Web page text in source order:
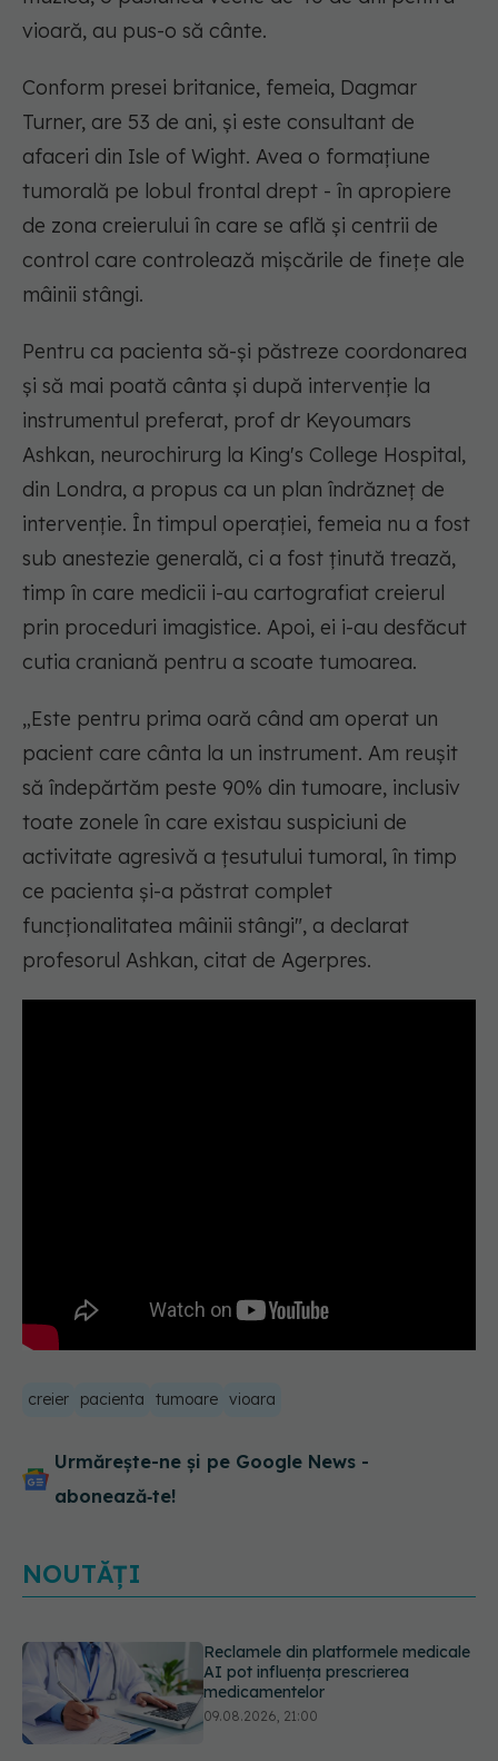
vioară, au pus-o să cânte.
Conform presei britanice, femeia, Dagmar
Turner, are 53 de ani, și este consultant de
afaceri din Isle of Wight. Avea o formațiune
tumorală pe lobul frontal drept - în apropiere
de zona creierului în care se află și centrii de
control care controlează mișcările de finețe ale
mâinii stângi.
Pentru ca pacienta să-și păstreze coordonarea
și să mai poată cânta și după intervenție la
instrumentul preferat, prof dr Keyoumars
Ashkan, neurochirurg la King's College Hospital,
din Londra, a propus ca un plan îndrăzneț de
intervenție. În timpul operației, femeia nu a fost
sub anestezie generală, ci a fost ținută trează,
timp în care medicii i-au cartografiat creierul
prin proceduri imagistice. Apoi, ei i-au desfăcut
cutia craniană pentru a scoate tumoarea.
„Este pentru prima oară când am operat un
pacient care cânta la un instrument. Am reușit
să îndepărtăm peste 90% din tumoare, inclusiv
toate zonele în care existau suspiciuni de
activitate agresivă a țesutului tumoral, în timp
ce pacienta și-a păstrat complet
funcționalitatea mâinii stângi", a declarat
profesorul Ashkan, citat de Agerpres.
creier pacienta tumoare vioara
Urmărește-ne și pe Google News -
abonează‑te!
NOUTĂȚI
Reclamele din platformele medicale
AI pot influența prescrierea
medicamentelor
09.08.2026, 21:00